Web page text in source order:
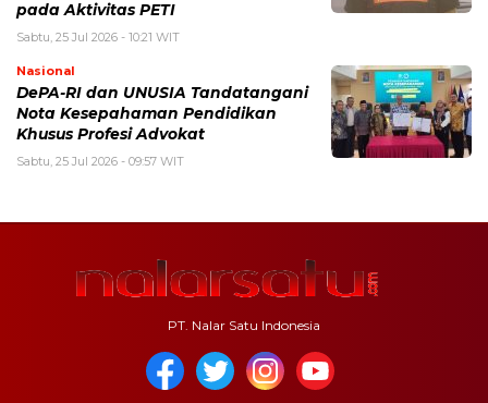
pada Aktivitas PETI
Sabtu, 25 Jul 2026 - 10:21 WIT
Nasional
DePA-RI dan UNUSIA Tandatangani
Nota Kesepahaman Pendidikan
Khusus Profesi Advokat
Sabtu, 25 Jul 2026 - 09:57 WIT
PT. Nalar Satu Indonesia